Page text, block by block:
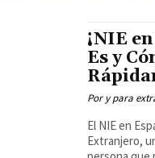
¡NIE
Es y
Por y para
El NIE en
Extranjero,